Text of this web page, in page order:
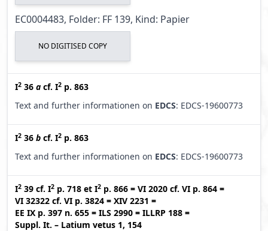
EC0004483, Folder: FF 139, Kind: Papier
NO DIGITISED COPY
I2 36 a cf. I2 p. 863
Text and further informationen on EDCS: EDCS-19600773
I2 36 b cf. I2 p. 863
Text and further informationen on EDCS: EDCS-19600773
I2 39 cf. I2 p. 718 et I2 p. 866 = VI 2020 cf. VI p. 864 =
VI 32322 cf. VI p. 3824 = XIV 2231 =
EE IX p. 397 n. 655 = ILS 2990 = ILLRP 188 =
Suppl. It. – Latium vetus 1, 154